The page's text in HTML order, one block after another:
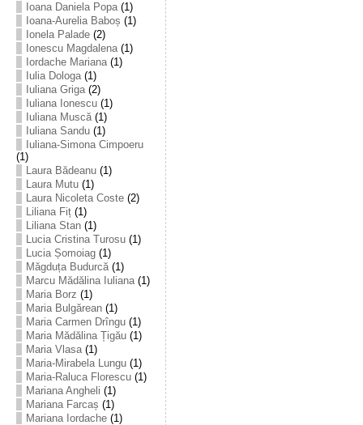
Ioana Daniela Popa(1)
Ioana-Aurelia Baboș (1)
Ionela Palade(2)
Ionescu Magdalena(1)
Iordache Mariana(1)
Iulia Dologa(1)
Iuliana Griga(2)
Iuliana Ionescu(1)
Iuliana Muscă(1)
Iuliana Sandu(1)
Iuliana-Simona Cimpoeru
(1)
Laura Bădeanu(1)
Laura Mutu(1)
Laura Nicoleta Coste(2)
Liliana Fiț(1)
Liliana Stan(1)
Lucia Cristina Turosu(1)
Lucia Șomoiag(1)
Măgduța Budurcă(1)
Marcu Mădălina Iuliana(1)
Maria Borz (1)
Maria Bulgărean(1)
Maria Carmen Drîngu(1)
Maria Mădălina Țigău(1)
Maria Vlasa(1)
Maria-Mirabela Lungu(1)
Maria-Raluca Florescu(1)
Mariana Angheli (1)
Mariana Farcaș (1)
Mariana Iordache(1)